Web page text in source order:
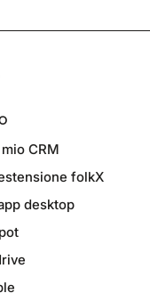
CRM
folkX
desktop